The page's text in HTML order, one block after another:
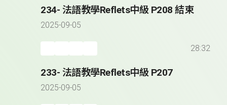
234- 法語教學Reflets中級 P208 結束
2025-09-05
28:32
233- 法語教學Reflets中級 P207
2025-09-05